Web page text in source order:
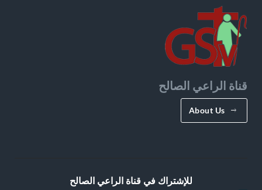
قناة الراعي الصالح
About Us
للإشتراك في قناة الراعي الصالح